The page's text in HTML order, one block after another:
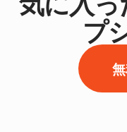
プ